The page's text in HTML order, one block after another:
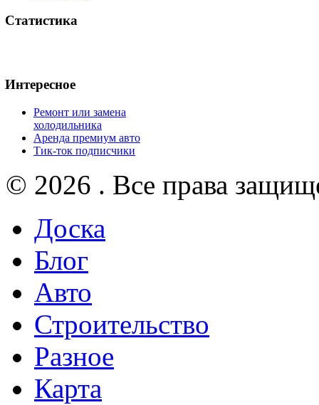
Статистика
Интересное
Ремонт или замена
холодильника
Аренда премиум авто
Тик-ток подписчики
© 2026 . Все права
Доска
Блог
Авто
Строительство
Разное
Карта